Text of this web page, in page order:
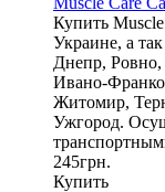
Купить
Украине, а
Днепр,
Ивано-
Житомир,
Ужгород.
245грн.
Купить